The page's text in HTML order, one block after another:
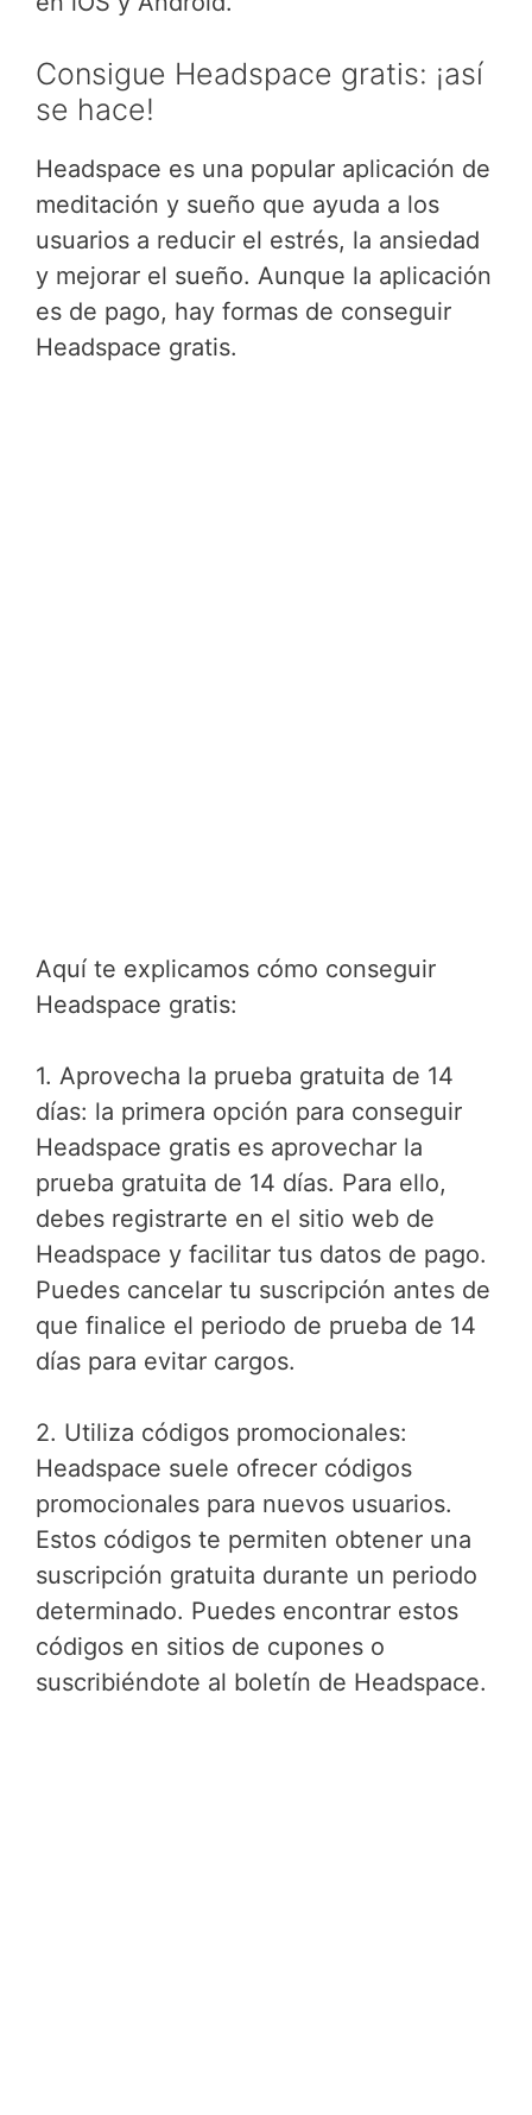
Consigue Headspace gratis: ¡así
se hace!
Headspace es una popular aplicación de
meditación y sueño que ayuda a los
usuarios a reducir el estrés, la ansiedad
y mejorar el sueño. Aunque la aplicación
es de pago, hay formas de conseguir
Headspace gratis.
Aquí te explicamos cómo conseguir
Headspace gratis:
1. Aprovecha la prueba gratuita de 14
días: la primera opción para conseguir
Headspace gratis es aprovechar la
prueba gratuita de 14 días. Para ello,
debes registrarte en el sitio web de
Headspace y facilitar tus datos de pago.
Puedes cancelar tu suscripción antes de
que finalice el periodo de prueba de 14
días para evitar cargos.
2. Utiliza códigos promocionales:
Headspace suele ofrecer códigos
promocionales para nuevos usuarios.
Estos códigos te permiten obtener una
suscripción gratuita durante un periodo
determinado. Puedes encontrar estos
códigos en sitios de cupones o
suscribiéndote al boletín de Headspace.